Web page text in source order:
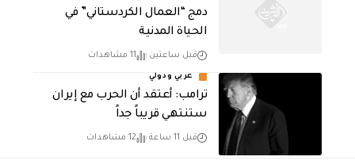
دمج “العمال الكردستاني” في
الحياة المدنية
قبل ساعتين 11 مشاهدات
عربي ودولي
‏ترامب: أعتقد أن الحرب مع إيران
ستنتهي قريباً جداً
قبل 11 ساعة 12 مشاهدات